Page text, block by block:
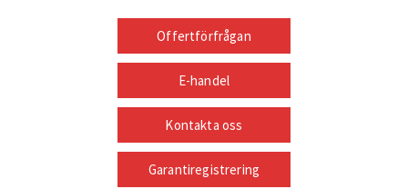
Offertförfrågan
E-handel
Kontakta oss
Garantiregistrering